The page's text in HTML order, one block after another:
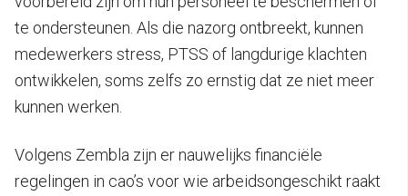
te ondersteunen. Als die nazorg ontbreekt, kunnen
medewerkers stress, PTSS of langdurige klachten
ontwikkelen, soms zelfs zo ernstig dat ze niet meer
kunnen werken.
Volgens Zembla zijn er nauwelijks financiële
regelingen in cao’s voor wie arbeidsongeschikt raakt